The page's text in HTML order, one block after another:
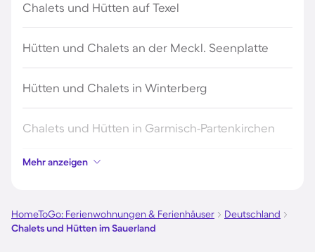
Chalets und Hütten auf Texel
Hütten und Chalets an der Meckl. Seenplatte
Hütten und Chalets in Winterberg
Chalets und Hütten in Garmisch-Partenkirchen
Chalets und Hütten in Sölden
Chalets und Hütten in Zandvoort
Mehr anzeigen
HomeToGo: Ferienwohnungen & Ferienhäuser
Deutschland
Chalets und Hütten im Sauerland